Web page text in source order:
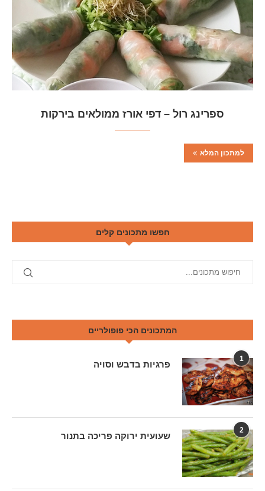
ספרינג רול – דפי אורז ממולאים בירקות
למתכון המלא
חפשו מתכונים קלים
המתכונים הכי פופולריים
1
פרגיות בדבש וסויה
2
שעועית ירוקה פריכה בתנור